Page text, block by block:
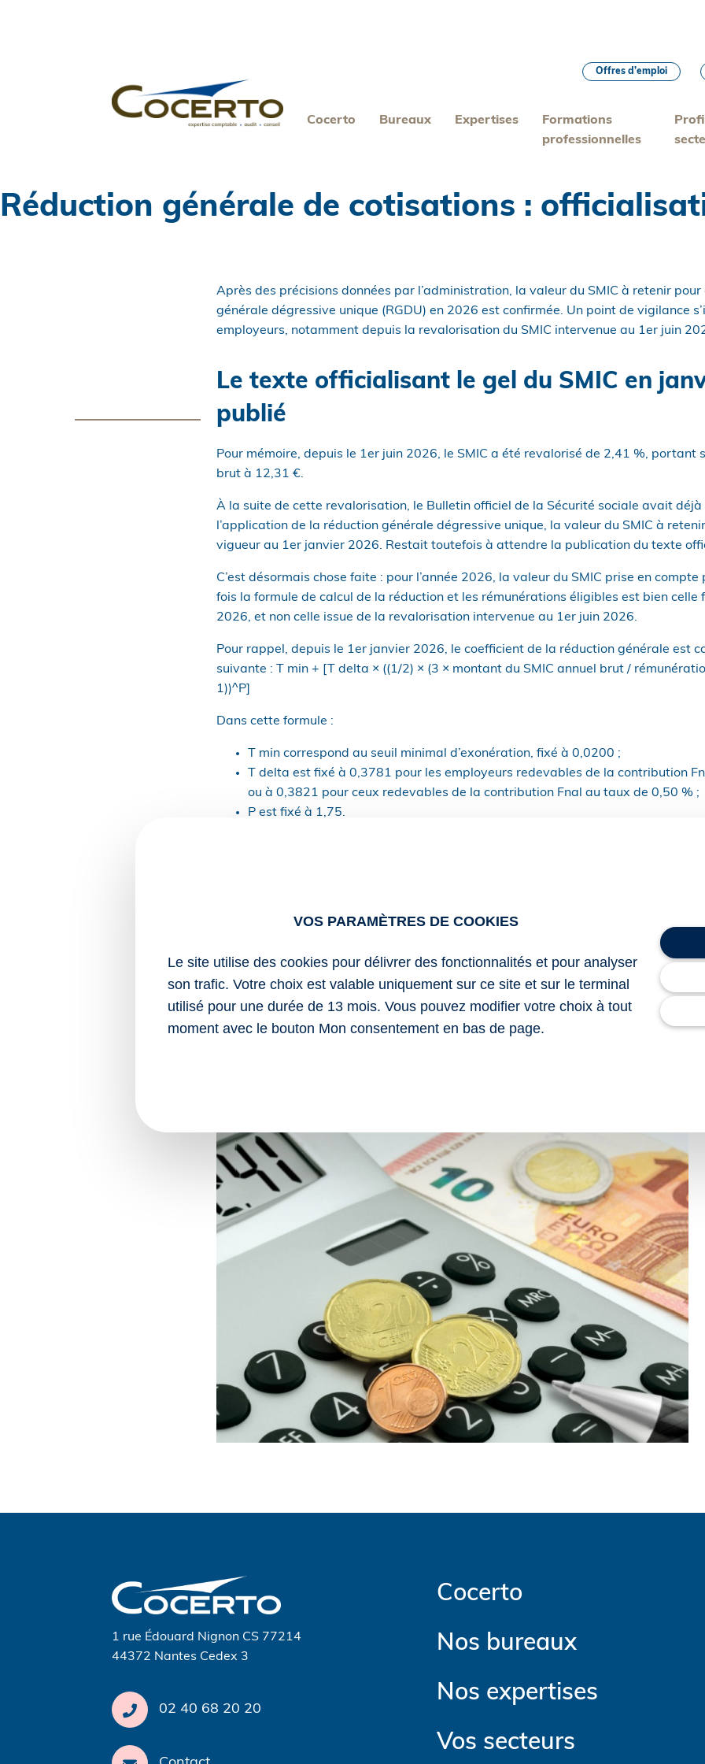
Cocerto Bureaux Expertises
Formations
professionnelles
Offres d’emploi
Réduction générale de cotisations :
Après des précisions données par l’administration, la valeur du SMIC à retenir
générale dégressive unique (RGDU) en 2026 est confirmée. Un point de vigilance
employeurs, notamment depuis la revalorisation du SMIC intervenue au 1er juin
Le texte officialisant le gel du SMIC en
publié
Pour mémoire, depuis le 1er juin 2026, le SMIC a été revalorisé de 2,41 %, portant
brut à 12,31 €.
À la suite de cette revalorisation, le Bulletin officiel de la Sécurité sociale avait déjà
l’application de la réduction générale dégressive unique, la valeur du SMIC à
vigueur au 1er janvier 2026. Restait toutefois à attendre la publication du texte
C’est désormais chose faite : pour l’année 2026, la valeur du SMIC prise en
fois la formule de calcul de la réduction et les rémunérations éligibles est bien celle
2026, et non celle issue de la revalorisation intervenue au 1er juin 2026.
Pour rappel, depuis le 1er janvier 2026, le coefficient de la réduction générale est
suivante : T min + [T delta × ((1/2) × (3 × montant du SMIC annuel brut /
1))^P]
Dans cette formule :
T min correspond au seuil minimal d’exonération, fixé à 0,0200 ;
T delta est fixé à 0,3781 pour les employeurs redevables de la contribution
ou à 0,3821 pour ceux redevables de la contribution Fnal au taux de 0,50 % ;
P est fixé à 1,75.
Notez enfin que, comme l’a précisé l’administration, une mesure de tolérance
revalorisée du SMIC au 1er juin 2026 dans la formule de calcul, pour les
rémunérations des salariés dont le contrat prend fin entre le 1er et le 30 juin 2026.
Sources :
1 rue Édouard Nignon CS 77214
44372 Nantes Cedex 3
02 40 68 20 20
Cocerto
Nos bureaux
Nos expertises
Vos secteurs
VOS PARAMÈTRES DE COOKIES
Le site utilise des cookies pour délivrer des fonctionnalités et pour analyser
son trafic. Votre choix est valable uniquement sur ce site et sur le terminal
utilisé pour une durée de 13 mois. Vous pouvez modifier votre choix à tout
moment avec le bouton Mon consentement en bas de page.